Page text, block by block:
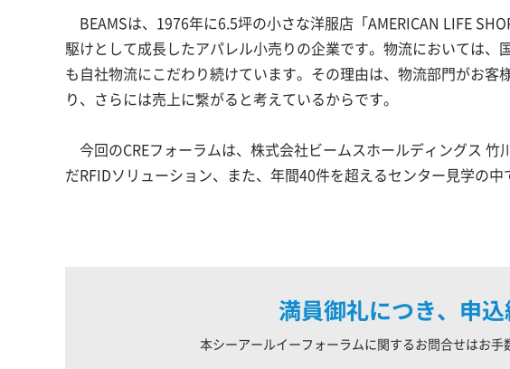
BEAMSは、1976年に6.5坪の小さな洋服店「AMERICAN LIFE
駆けとして成長したアパレル小売りの企業です。物流においては
も自社物流にこだわり続けています。その理由は、物流部門がお
り、さらには売上に繋がると考えているからです。
今回のCREフォーラムは、株式会社ビームスホールディングス
だRFIDソリューション、また、年間40件を超えるセンター見学の中
満員御礼につき、申
本シーアールイーフォーラムに関するお問合せはお手